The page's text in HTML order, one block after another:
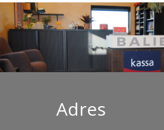
Adres